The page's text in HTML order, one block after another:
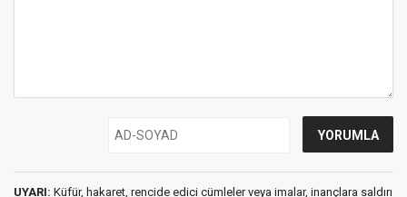
UYARI: Küfür, hakaret, rencide edici cümleler veya imalar, inançlara saldırı